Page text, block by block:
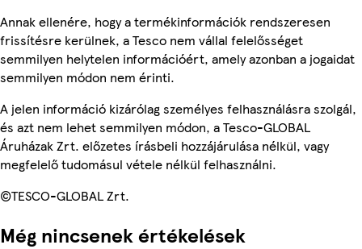
Annak ellenére, hogy a termékinformációk rendszeresen
frissítésre kerülnek, a Tesco nem vállal felelősséget
semmilyen helytelen információért, amely azonban a jogaidat
semmilyen módon nem érinti.
A jelen információ kizárólag személyes felhasználásra szolgál,
és azt nem lehet semmilyen módon, a Tesco-GLOBAL
Áruházak Zrt. előzetes írásbeli hozzájárulása nélkül, vagy
megfelelő tudomásul vétele nélkül felhasználni.
©TESCO-GLOBAL Zrt.
Még nincsenek értékelések